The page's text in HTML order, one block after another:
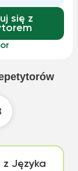
się z
Języka